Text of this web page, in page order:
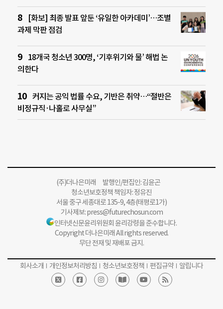
[화보] 최종 발표 앞둔 ‘유일한 아카데미’…조별
과제 막판 점검
18개국 청소년 300명, ‘기후위기와 물’ 해법 논
의한다
커지는 공익 법률 수요, 기반은 취약…“절반은
비정규직·나홀로 사무실”
(주)더나은미래 발행인/편집인: 김윤곤
청소년보호정책 책임자: 정유진
서울 중구 세종대로 135-9, 4층(태평로1가)
기사제보:press@futurechosun.com
인터넷신문윤리위원회 윤리강령을 준수합니다.
Copyright 더나은미래 All rights reserved.
무단 전재 및 재배포 금지.
회사소개 개인정보처리방침 청소년보호정책 편집규약 알립니다